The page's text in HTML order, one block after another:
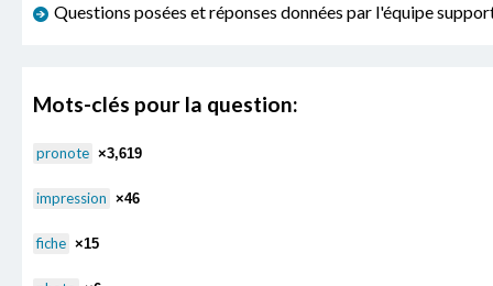
Questions posées et réponses données par l'équipe
Mots-clés pour la question:
pronote ×3,619
impression ×46
fiche ×15